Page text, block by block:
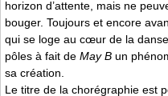
horizon d’attente, mais ne
bouger. Toujours et encore
qui se loge au cœur de la
pôles à fait de May B un
sa création.
Le titre de la chorégraphie est